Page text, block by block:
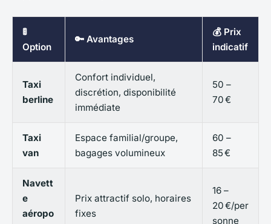
🚦
Option
🔑 Avantages
💰 Prix
indicatif
Taxi
berline
Confort individuel,
discrétion, disponibilité
immédiate
50 –
70 €
Taxi
van
Espace familial/groupe,
bagages volumineux
60 –
85 €
Navett
e
aéropo
Prix attractif solo, horaires
fixes
16 –
20 €/per
sonne